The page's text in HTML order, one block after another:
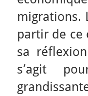
migrations.
partir de ce
sa
s’agit